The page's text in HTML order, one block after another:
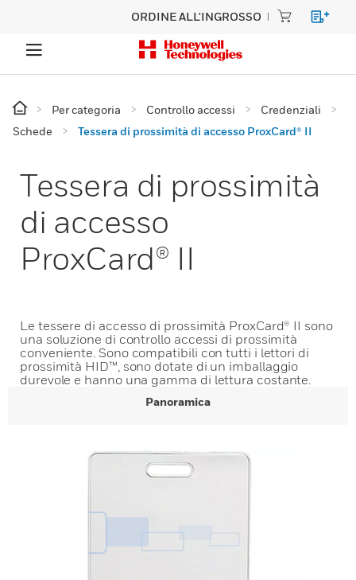
ORDINE ALL'INGROSSO
Per categoria Controllo accessi
Credenziali
Schede
Tessera di prossimità di accesso ProxCard® II
Tessera di prossimità
di accesso
ProxCard® II
Le tessere di accesso di prossimità ProxCard® II sono
una soluzione di controllo accessi di prossimità
conveniente. Sono compatibili con tutti i lettori di
prossimità HID™, sono dotate di un imballaggio
durevole e hanno una gamma di lettura costante.
Panoramica